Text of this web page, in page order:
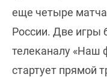
еще четыре матча
России. Две игры
телеканалу «Наш
стартует прямой